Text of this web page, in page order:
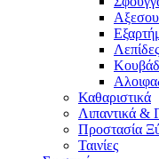
Καθαριστικά
Λιπαντικά &
Προστασία
Ταινίες